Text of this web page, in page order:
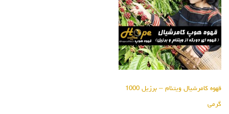
قهوه کامرشیال ویتنام – برزیل 1000
گرمی